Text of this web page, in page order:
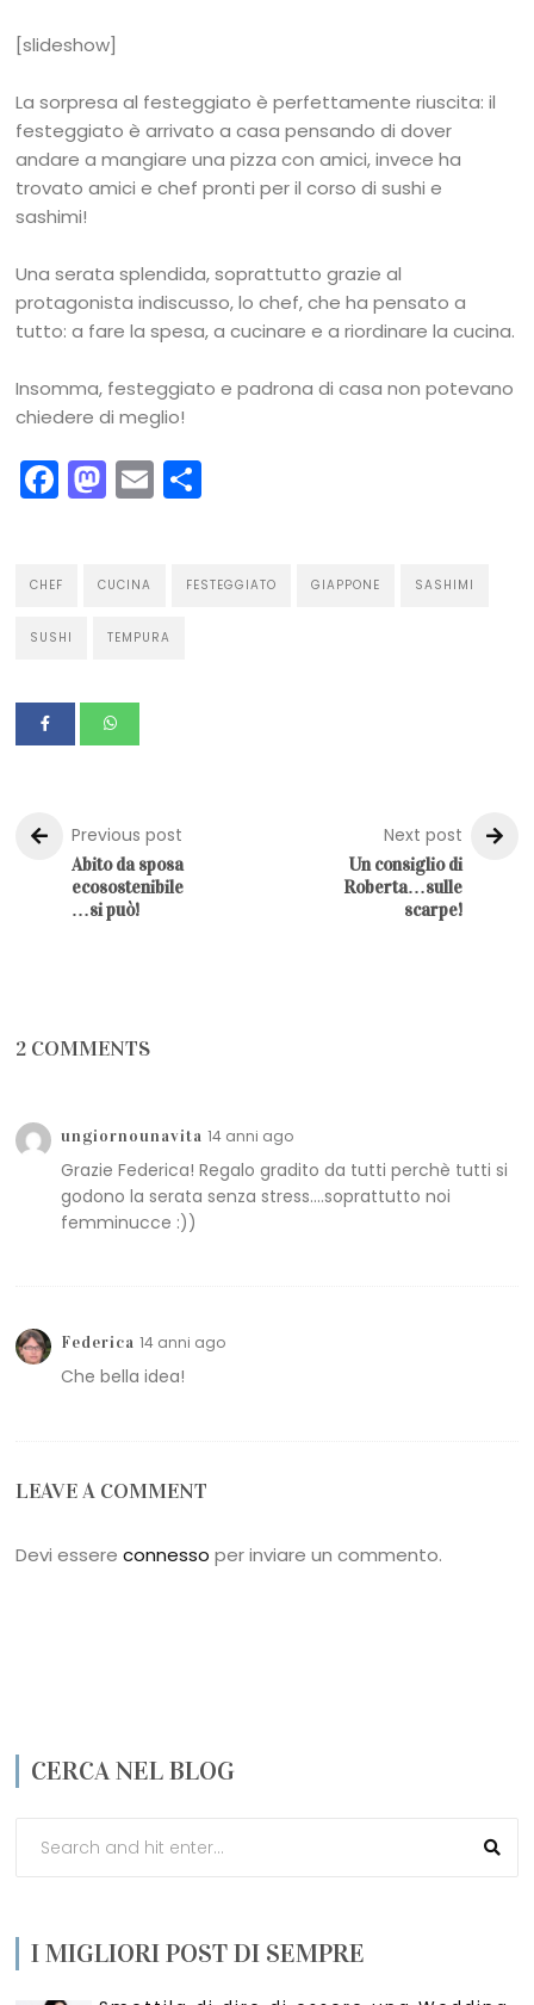
[slideshow]
La sorpresa al festeggiato è perfettamente riuscita: il
festeggiato è arrivato a casa pensando di dover
andare a mangiare una pizza con amici, invece ha
trovato amici e chef pronti per il corso di sushi e
sashimi!
Una serata splendida, soprattutto grazie al
protagonista indiscusso, lo chef, che ha pensato a
tutto: a fare la spesa, a cucinare e a riordinare la cucina.
Insomma, festeggiato e padrona di casa non potevano
chiedere di meglio!
Facebook
Mastodon
Email
CHEF CUCINA FESTEGGIATO GIAPPONE SASHIMI
SUSHI TEMPURA
Previous post
Abito da sposa
ecosostenibile
…si può!
Next post
Un consiglio di
Roberta…sulle
scarpe!
2 COMMENTS
ungiornounavita 14 anni ago
Grazie Federica! Regalo gradito da tutti perchè tutti si
godono la serata senza stress….soprattutto noi
femminucce :))
Federica 14 anni ago
Che bella idea!
LEAVE A COMMENT
Devi essereconnesso per inviare un commento.
CERCA NEL BLOG
I MIGLIORI POST DI SEMPRE